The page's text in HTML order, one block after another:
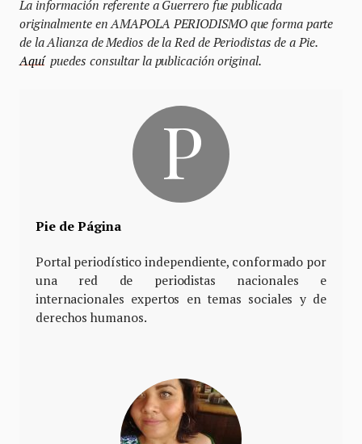
La información referente a Guerrero fue publicada
originalmente en AMAPOLA PERIODISMO que forma parte
de la Alianza de Medios de la Red de Periodistas de a Pie.
Aquípuedes consultar la publicación original.
Pie de Página
Portal periodístico independiente, conformado por
una red de periodistas nacionales e
internacionales expertos en temas sociales y de
derechos humanos.